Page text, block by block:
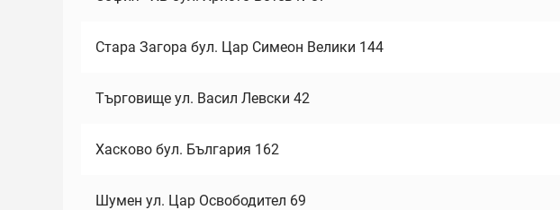
Стара Загора бул. Цар Симеон Велики 144
Търговище ул. Васил Левски 42
Хасково бул. България 162
Шумен ул. Цар Освободител 69